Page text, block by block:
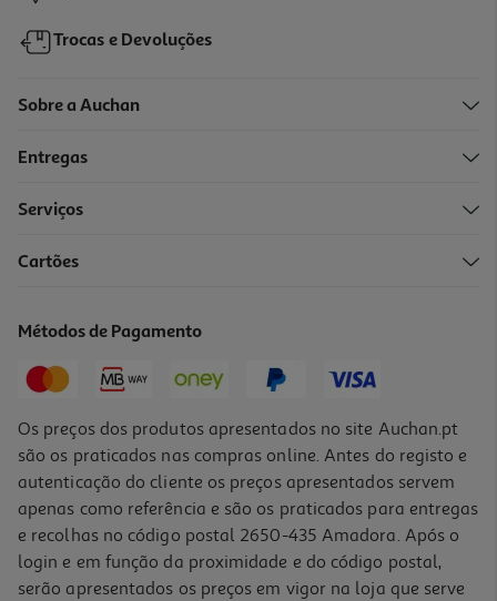
-10%
14,90 € PVP de editor
-10%
Trocas e Devoluções
Sobre a Auchan
Entregas
Serviços
Cartões
Métodos de Pagamento
Os preços dos produtos apresentados no site Auchan.pt
são os praticados nas compras online. Antes do registo e
autenticação do cliente os preços apresentados servem
apenas como referência e são os praticados para entregas
e recolhas no código postal 2650-435 Amadora. Após o
login e em função da proximidade e do código postal,
serão apresentados os preços em vigor na loja que serve